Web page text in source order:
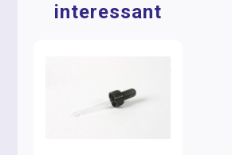
interessant